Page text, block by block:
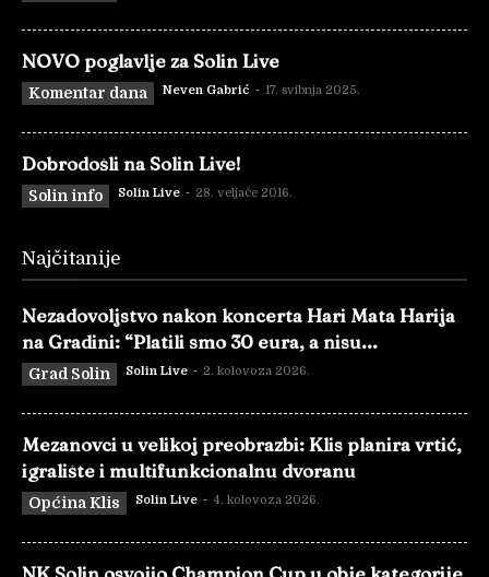
NOVO poglavlje za Solin Live
Komentar dana Neven Gabrić - 17. svibnja 2025.
Dobrodošli na Solin Live!
Solin info Solin Live - 28. veljače 2016.
Najčitanije
Nezadovoljstvo nakon koncerta Hari Mata Harija
na Gradini: “Platili smo 30 eura, a nisu...
Grad Solin Solin Live - 2. kolovoza 2026.
Mezanovci u velikoj preobrazbi: Klis planira vrtić,
igralište i multifunkcionalnu dvoranu
Općina Klis Solin Live - 4. kolovoza 2026.